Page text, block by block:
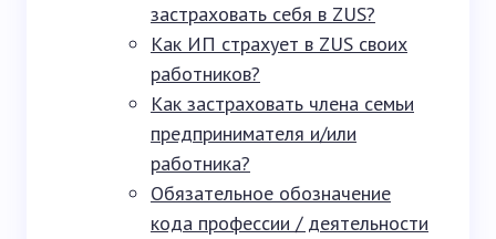
застраховать себя в ZUS?
Как ИП страхует в ZUS своих
работников?
Как застраховать члена семьи
предпринимателя и/или
работника?
Обязательное обозначение
кода профессии / деятельности